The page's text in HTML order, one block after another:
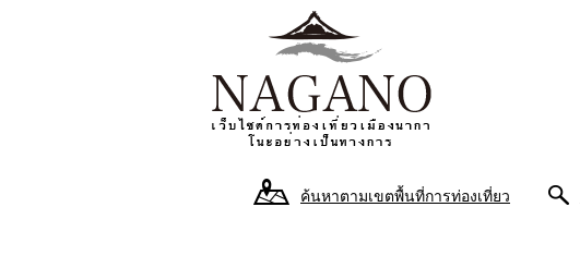
ค้นหาตามเขตพื้นที่การท่องเที่ยว